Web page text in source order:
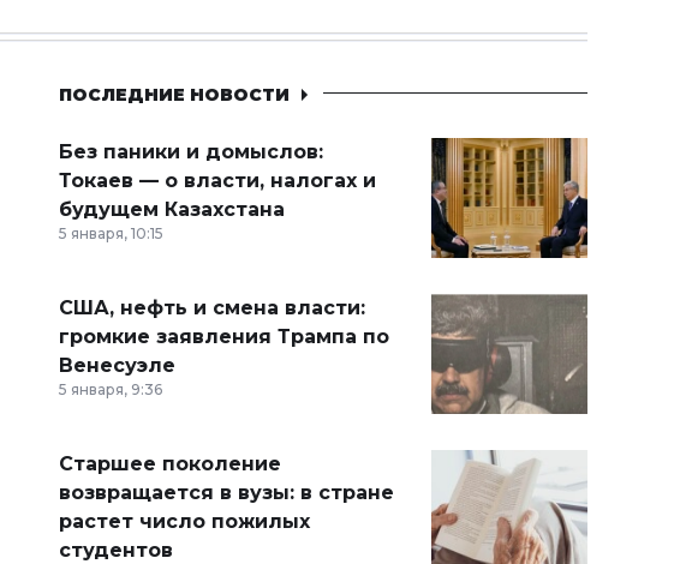
ПОСЛЕДНИЕ НОВОСТИ
Без паники и домыслов:
Токаев — о власти, налогах и
будущем Казахстана
5 января, 10:15
США, нефть и смена власти:
громкие заявления Трампа по
Венесуэле
5 января, 9:36
Старшее поколение
возвращается в вузы: в стране
растет число пожилых
студентов